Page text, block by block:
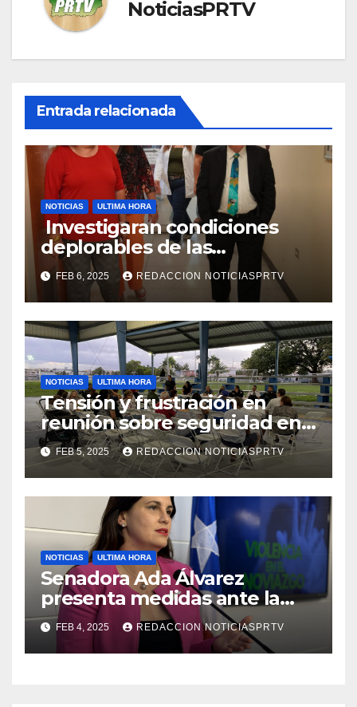
NoticiasPRTV
Entrada relacionada
NOTICIAS ULTIMA HORA
Investigaran condiciones
deplorables de las
facilidades el Departamento
de la Salud en Mayagüez
FEB 6, 2025 REDACCION NOTICIASPRTV
NOTICIAS ULTIMA HORA
Tensión y frustración en
reunión sobre seguridad en
Reparto Metropolitano
FEB 5, 2025 REDACCION NOTICIASPRTV
NOTICIAS ULTIMA HORA
Senadora Ada Álvarez
presenta medidas ante la
violencia en el noviazgo
FEB 4, 2025 REDACCION NOTICIASPRTV